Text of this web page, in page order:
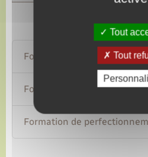
Tout
Formation d'intégration
Formation de
Formation de
Tout
Tout